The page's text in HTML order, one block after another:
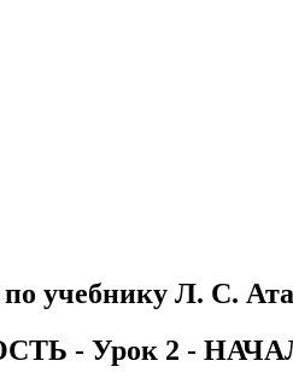
учебнику Л. С.
- Урок 2 -